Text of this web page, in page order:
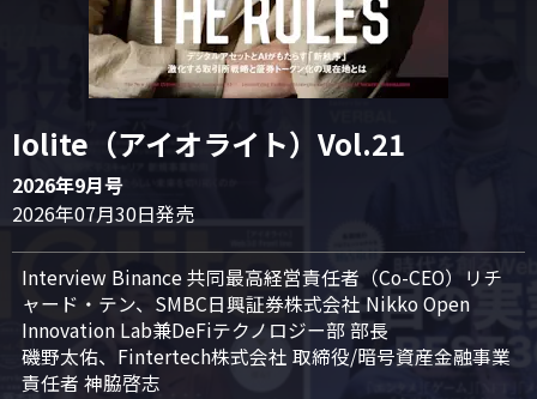
Iolite（アイオライト）Vol.21
2026年9月号
2026年07月30日発売
Interview Binance 共同最高経営責任者（Co-CEO）リチ
ャード・テン、SMBC日興証券株式会社 Nikko Open
Innovation Lab兼DeFiテクノロジー部 部長
磯野太佑、Fintertech株式会社 取締役/暗号資産金融事業
責任者 神脇啓志